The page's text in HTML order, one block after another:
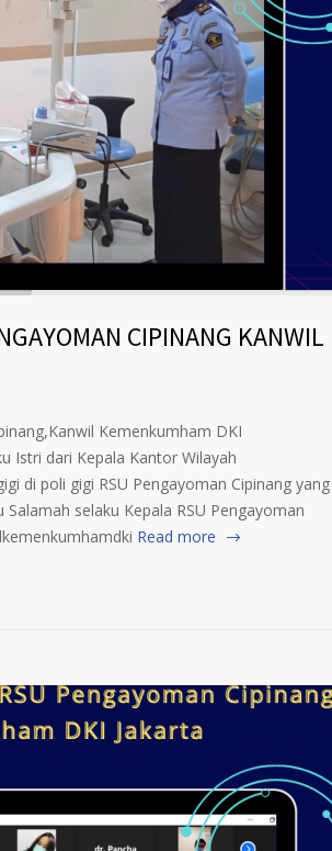
CIPINANG KANWIL
Kemenkumham DKI
Istri dari Kepala Kantor Wilayah
di poli gigi RSU Pengayoman Cipinang yang
selaku Kepala RSU Pengayoman
Read more